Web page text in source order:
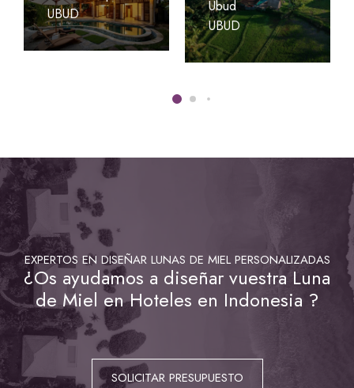
UBUD
Ubud
UBUD
EXPERTOS EN DISEÑAR LUNAS DE MIEL PERSONALIZADAS
¿Os ayudamos a diseñar vuestra Luna
de Miel en Hoteles en Indonesia ?
SOLICITAR PRESUPUESTO